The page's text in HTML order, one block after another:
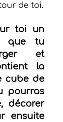
de toi.
toi un
que tu
et
la
cube de
pourras
décorer
ensuite